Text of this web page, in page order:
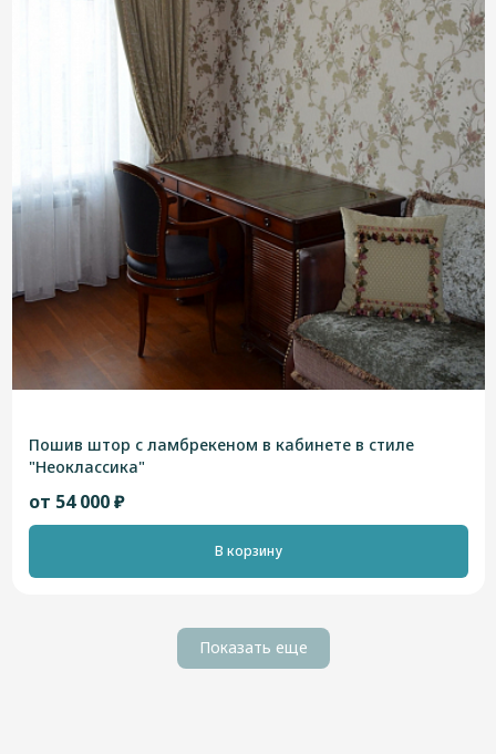
Пошив штор с ламбрекеном в кабинете в стиле
"Неоклассика"
от 54 000 ₽
В корзину
Показать еще